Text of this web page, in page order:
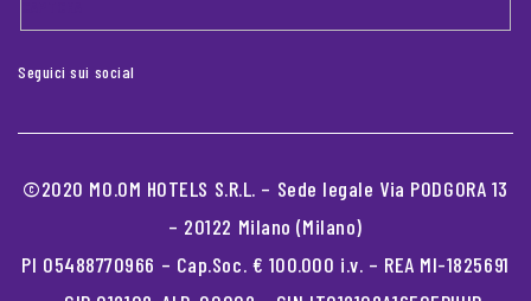
Seguici sui social
©2020 MO.OM HOTELS S.R.L. – Sede legale Via PODGORA 13
– 20122 Milano (Milano)
PI 05488770966 – Cap.Soc. € 100.000 i.v. – REA MI-1825691